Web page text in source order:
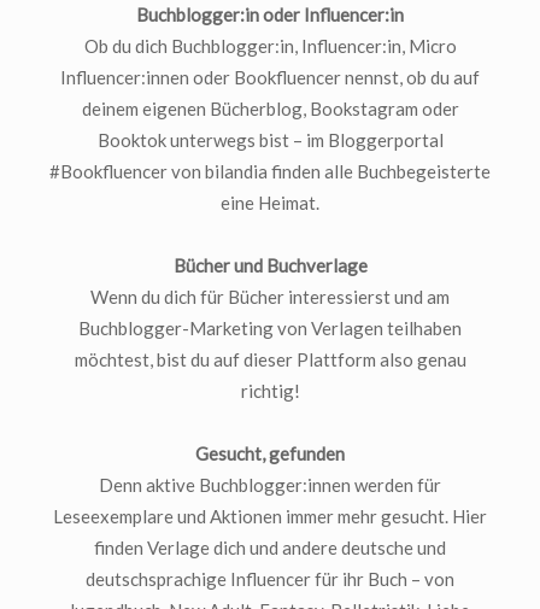
Buchblogger:in oder Influencer:in
Ob du dich Buchblogger:in, Influencer:in, Micro
Influencer:innen oder Bookfluencer nennst, ob du auf
deinem eigenen Bücherblog, Bookstagram oder
Booktok unterwegs bist – im Bloggerportal
#Bookfluencer von bilandia finden alle Buchbegeisterte
eine Heimat.
Bücher und Buchverlage
Wenn du dich für Bücher interessierst und am
Buchblogger-Marketing von Verlagen teilhaben
möchtest, bist du auf dieser Plattform also genau
richtig!
Gesucht, gefunden
Denn aktive Buchblogger:innen werden für
Leseexemplare und Aktionen immer mehr gesucht. Hier
finden Verlage dich und andere deutsche und
deutschsprachige Influencer für ihr Buch – von